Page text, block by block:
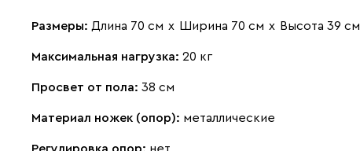
Размеры: Длина 70 см х Ширина 70 см х Высота 39 см
Максимальная нагрузка: 20 кг
Просвет от пола: 38 см
Материал ножек (опор): металлические